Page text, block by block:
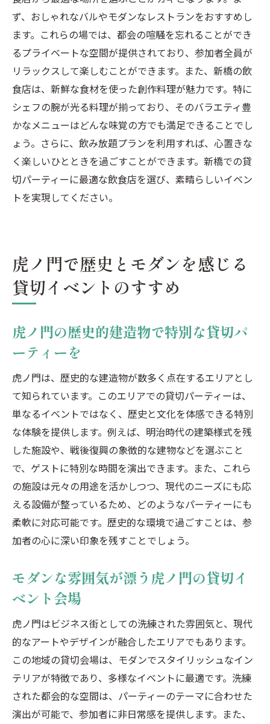
高層ビルと自然が調和する汐留の貸切パー
ティー
汐留でしか味わえない貸切イベントの魅力
都会の中で自然を感じる汐留の貸切イベン
ト
汐留のユニークなロケーションで貸切パー
ティーを
東京都港区で見つける新橋虎ノ門汐留の貸切パ
ーティー
東京都港区で新橋・虎ノ門・汐留の貸切パ
ーティーを探す
東京都港区で叶える新橋・虎ノ門・汐留の
特別な貸切体験
新橋・虎ノ門・汐留の貸切パーティーで港
区を満喫
東京都港区で見つける新橋・虎ノ門・汐留
の貸切の魅力
ず、おしゃれなバルやモダンなレストランをおすすめし
ます。これらの場では、都会の喧騒を忘れることができ
るプライベートな空間が提供されており、参加者全員が
リラックスして楽しむことができます。また、新橋の飲
食店は、新鮮な食材を使った創作料理が魅力です。特に
シェフの腕が光る料理が揃っており、そのバラエティ豊
かなメニューはどんな味覚の方でも満足できることでし
ょう。さらに、飲み放題プランを利用すれば、心置きな
く楽しいひとときを過ごすことができます。新橋での貸
切パーティーに最適な飲食店を選び、素晴らしいイベン
トを実現してください。
虎ノ門で歴史とモダンを感じる
貸切イベントのすすめ
虎ノ門の歴史的建造物で特別な貸切パ
ーティーを
虎ノ門は、歴史的な建造物が数多く点在するエリアとし
て知られています。このエリアでの貸切パーティーは、
単なるイベントではなく、歴史と文化を体感できる特別
な体験を提供します。例えば、明治時代の建築様式を残
した施設や、戦後復興の象徴的な建物などを選ぶこと
で、ゲストに特別な時間を演出できます。また、これら
の施設は元々の用途を活かしつつ、現代のニーズにも応
える設備が整っているため、どのようなパーティーにも
柔軟に対応可能です。歴史的な環境で過ごすことは、参
加者の心に深い印象を残すことでしょう。
モダンな雰囲気が漂う虎ノ門の貸切イ
ベント会場
虎ノ門はビジネス街としての洗練された雰囲気と、現代
的なアートやデザインが融合したエリアでもあります。
この地域の貸切会場は、モダンでスタイリッシュなイン
テリアが特徴であり、多様なイベントに最適です。洗練
された都会的な空間は、パーティーのテーマに合わせた
演出が可能で、参加者に非日常感を提供します。また、